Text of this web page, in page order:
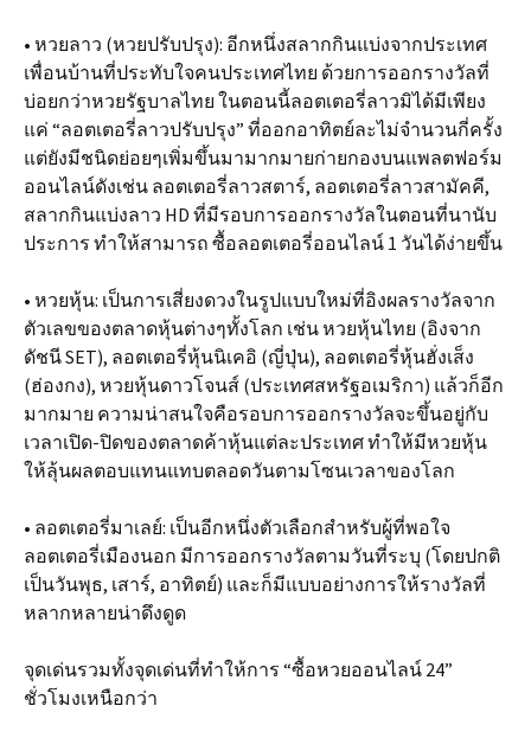
• หวยลาว (หวยปรับปรุง): อีกหนึ่งสลากกินแบ่งจากประเทศ
เพื่อนบ้านที่ประทับใจคนประเทศไทย ด้วยการออกรางวัลที่
บ่อยกว่าหวยรัฐบาลไทย ในตอนนี้ลอตเตอรี่ลาวมิได้มีเพียง
แค่ “ลอตเตอรี่ลาวปรับปรุง” ที่ออกอาทิตย์ละไม่จำนวนกี่ครั้ง
แต่ยังมีชนิดย่อยๆเพิ่มขึ้นมามากมายก่ายกองบนแพลตฟอร์ม
ออนไลน์ดังเช่น ลอตเตอรี่ลาวสตาร์, ลอตเตอรี่ลาวสามัคคี,
สลากกินแบ่งลาว HD ที่มีรอบการออกรางวัลในตอนที่นานับ
ประการ ทำให้สามารถ ซื้อลอตเตอรี่ออนไลน์ 1 วันได้ง่ายขึ้น
• หวยหุ้น: เป็นการเสี่ยงดวงในรูปแบบใหม่ที่อิงผลรางวัลจาก
ตัวเลขของตลาดหุ้นต่างๆทั้งโลก เช่น หวยหุ้นไทย (อิงจาก
ดัชนี SET), ลอตเตอรี่หุ้นนิเคอิ (ญี่ปุ่น), ลอตเตอรี่หุ้นฮั่งเส็ง
(ฮ่องกง), หวยหุ้นดาวโจนส์ (ประเทศสหรัฐอเมริกา) แล้วก็อีก
มากมาย ความน่าสนใจคือรอบการออกรางวัลจะขึ้นอยู่กับ
เวลาเปิด-ปิดของตลาดค้าหุ้นแต่ละประเทศ ทำให้มีหวยหุ้น
ให้ลุ้นผลตอบแทนแทบตลอดวันตามโซนเวลาของโลก
• ลอตเตอรี่มาเลย์: เป็นอีกหนึ่งตัวเลือกสำหรับผู้ที่พอใจ
ลอตเตอรี่เมืองนอก มีการออกรางวัลตามวันที่ระบุ (โดยปกติ
เป็นวันพุธ, เสาร์, อาทิตย์) และก็มีแบบอย่างการให้รางวัลที่
หลากหลายน่าดึงดูด
จุดเด่นรวมทั้งจุดเด่นที่ทำให้การ “ซื้อหวยออนไลน์ 24”
ชั่วโมงเหนือกว่า